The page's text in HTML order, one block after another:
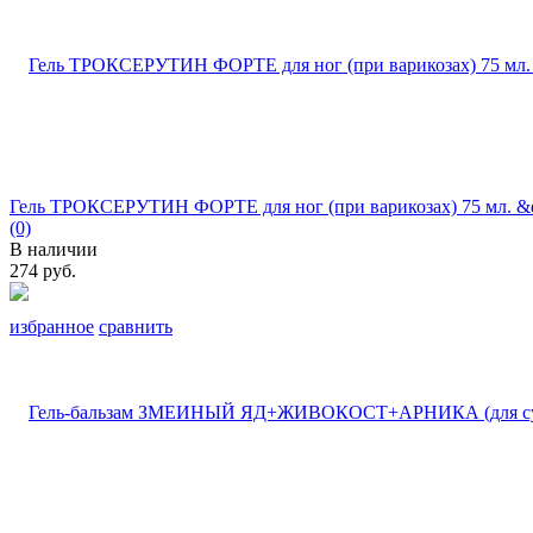
избранное сравнить
Гель ТРОКСЕРУТИН ФОРТЕ для ног (при варикозах) 75 мл.
(0)
В наличии
274 руб.